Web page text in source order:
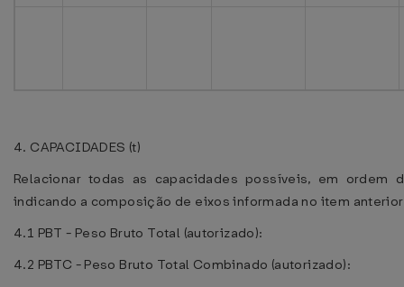
4. CAPACIDADES (t)
Relacionar todas as capacidades possíveis, em ordem
indicando a composição de eixos informada no item
4.1 PBT - Peso Bruto Total (autorizado):
4.2 PBTC - Peso Bruto Total Combinado (autorizado):